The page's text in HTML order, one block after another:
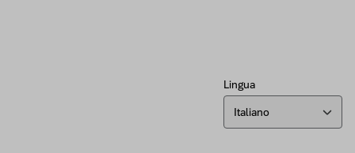
Lingua
Italiano